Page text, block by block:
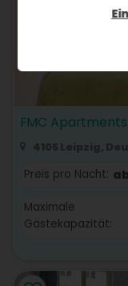
FMC Apartments
4105 Leipzig,
Preis pro Nacht:
Maximale
Gästekapazität: